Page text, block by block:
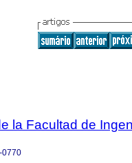
la Facultad de
0770